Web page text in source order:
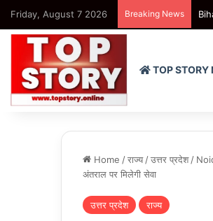
Friday, August 7 2026 Breaking News
TOP STORY
Home /राज्य /उत्तर प्रदेश /
अंतराल पर मिलेगी सेवा
उत्तर प्रदेश राज्य